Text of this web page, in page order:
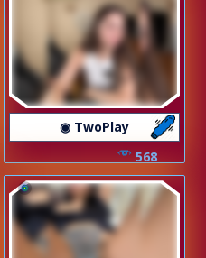
◉ TwoPlay
568